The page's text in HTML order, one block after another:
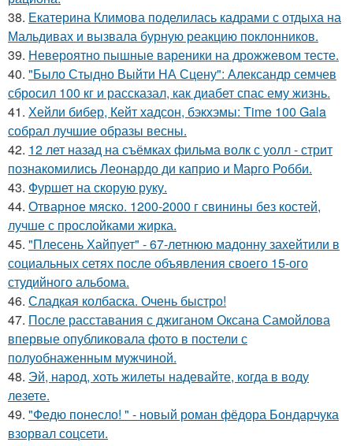
38. Екатерина Климова поделилась кадрами с отдыха на
Мальдивах и вызвала бурную реакцию поклонников.
39. Невероятно пышные вареники на дрожжевом тесте.
40. "Было Стыдно Выйти НА Сцену": Александр семчев
сбросил 100 кг и рассказал, как диабет спас ему жизнь.
41. Хейли бибер, Кейт хадсон, бэкхэмы: Time 100 Gala
собрал лучшие образы весны.
42. 12 лет назад на съёмках фильма волк с уолл - стрит
познакомились Леонардо ди каприо и Марго Робби.
43. Фуршет на скорую руку.
44. Отварное мяско. 1200-2000 г свинины без костей,
лучше с прослойками жирка.
45. "Плесень Хайпует" - 67-летнюю мадонну захейтили в
социальных сетях после объявления своего 15-ого
студийного альбома.
46. Сладкая колбаска. Очень быстро!
47. После расставания с джиганом Оксана Самойлова
впервые опубликовала фото в постели с
полуобнаженным мужчиной.
48. Эй, народ, хоть жилеты надевайте, когда в воду
лезете.
49. "Федю понесло! " - новый роман фёдора Бондарчука
взорвал соцсети.